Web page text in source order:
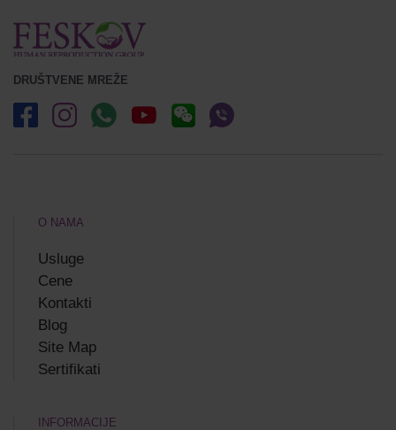
DRUŠTVENE MREŽE
O NAMA
Usluge
Cene
Kontakti
Blog
Site Map
Sertifikati
INFORMACIJE